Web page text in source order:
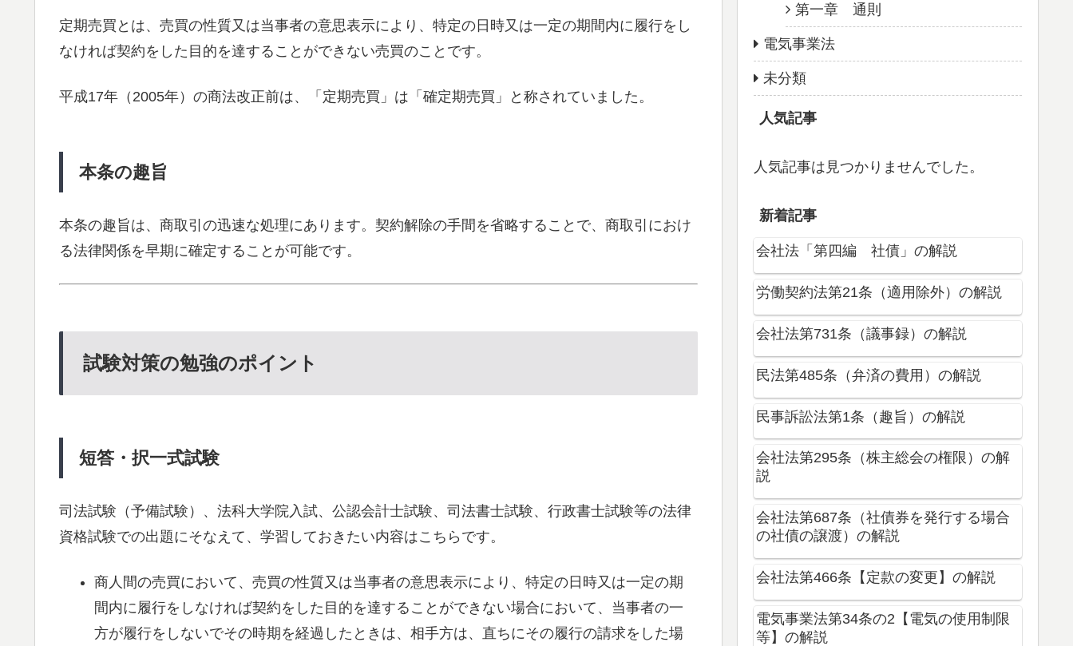
定期売買とは、売買の性質又は当事者の意思表示により、特定の日時又は一定の期間内に履行をし
なければ契約をした目的を達することができない売買のことです。
平成17年（2005年）の商法改正前は、「定期売買」は「確定期売買」と称されていました。
本条の趣旨
本条の趣旨は、商取引の迅速な処理にあります。契約解除の手間を省略することで、商取引におけ
る法律関係を早期に確定することが可能です。
試験対策の勉強のポイント
短答・択一式試験
司法試験（予備試験）、法科大学院入試、公認会計士試験、司法書士試験、行政書士試験等の法律
資格試験での出題にそなえて、学習しておきたい内容はこちらです。
商人間の売買において、売買の性質又は当事者の意思表示により、特定の日時又は一定の期
間内に履行をしなければ契約をした目的を達することができない場合において、当事者の一
方が履行をしないでその時期を経過したときは、相手方は、直ちにその履行の請求をした場
第一章 通則
電気事業法
未分類
人気記事
人気記事は見つかりませんでした。
新着記事
会社法「第四編 社債」の解説
労働契約法第21条（適用除外）の解説
会社法第731条（議事録）の解説
民法第485条（弁済の費用）の解説
民事訴訟法第1条（趣旨）の解説
会社法第295条（株主総会の権限）の解
説
会社法第687条（社債券を発行する場合
の社債の譲渡）の解説
会社法第466条【定款の変更】の解説
電気事業法第34条の2【電気の使用制限
等】の解説